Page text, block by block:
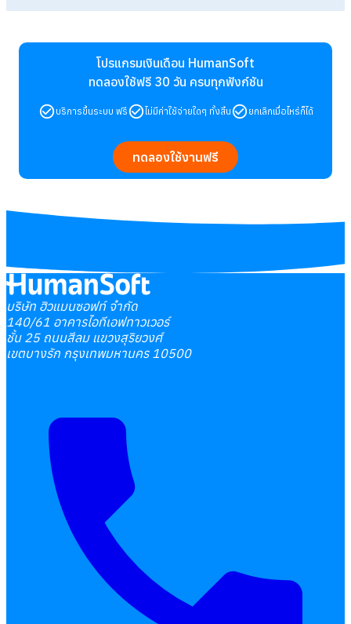
โปรแกรมเงินเดือน HumanSoft
ทดลองใช้ฟรี 30 วัน ครบทุกฟังก์ชัน
บริการขึ้นระบบ ฟรี ไม่มีค่าใช้จ่ายใดๆ ทั้งสิ้น ยกเลิกเมื่อไหร่ก็ได้
ทดลองใช้งานฟรี
บริษัท ฮิวแมนซอฟท์ จำกัด
140/61 อาคารไอทีเอฟทาวเวอร์
ชั้น 25 ถนนสีลม แขวงสุริยวงศ์
เขตบางรัก กรุงเทพมหานคร 10500